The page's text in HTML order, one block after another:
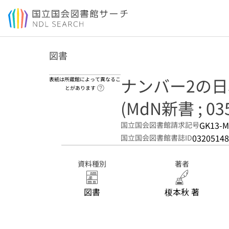
本文へ移動
図書
表紙は所蔵館によって異なるこ
とがあります
ヘルプページへのリンク
ナンバー2の
(MdN新書 ;
国立国会図書館請求記号GK13-
国立国会図書館書誌ID
資料種別
図書
著者
榎本秋 著